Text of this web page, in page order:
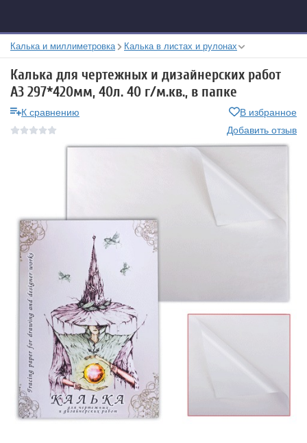
Калька и миллиметровка Калька в листах и рулонах
Калька для чертежных и дизайнерских работ
А3 297*420мм, 40л. 40 г/м.кв., в папке
К сравнению
В избранное
Добавить отзыв